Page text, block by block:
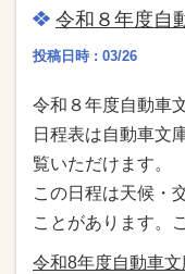
令和８年度自
投稿日時 : 03/26
令和８年度自動車
日程表は自動車文
覧いただけます。
この日程は天候・
ことがあります。
令和8年度自動車